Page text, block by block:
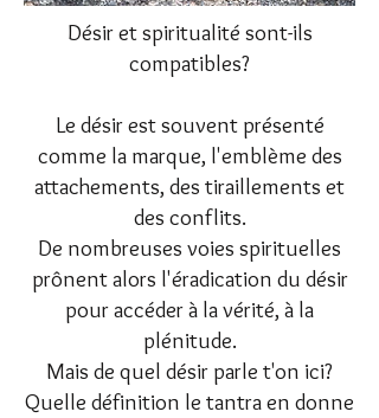
Désir et spiritualité sont-ils
compatibles?
Le désir est souvent présenté
comme la marque, l'emblème des
attachements, des tiraillements et
des conflits.
De nombreuses voies spirituelles
prônent alors l'éradication du désir
pour accéder à la vérité, à la
plénitude.
Mais de quel désir parle t'on ici?
Quelle définition le tantra en donne